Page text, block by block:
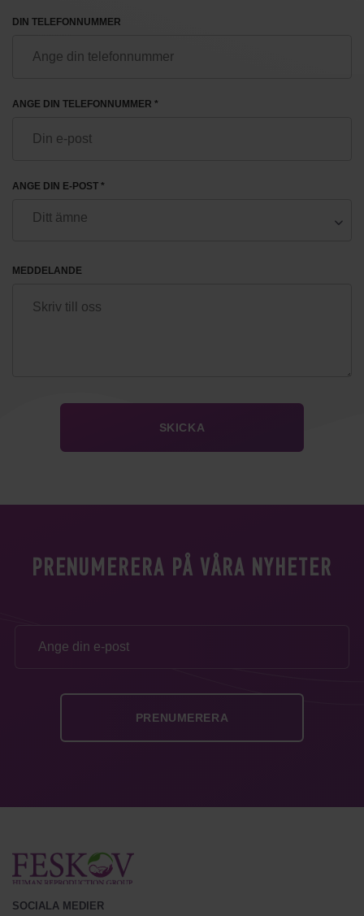
DIN TELEFONNUMMER
ANGE DIN TELEFONNUMMER *
ANGE DIN E-POST *
MEDDELANDE
PRENUMERERA PÅ VÅRA NYHETER
SOCIALA MEDIER